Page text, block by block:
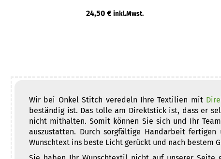
24,50 € inkl.Mwst.
Wir bei Onkel Stitch veredeln Ihre Textilien mit
beständig ist. Das tolle am Direktstick ist, dass er
nicht mithalten. Somit können Sie sich und Ihr
auszustatten. Durch sorgfältige Handarbeit
Wunschtext ins beste Licht gerückt und nach bestem